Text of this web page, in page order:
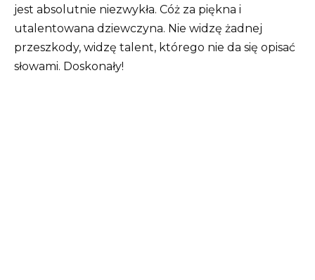
jest absolutnie niezwykła. Cóż za piękna i
utalentowana dziewczyna. Nie widzę żadnej
przeszkody, widzę talent, którego nie da się opisać
słowami. Doskonały!